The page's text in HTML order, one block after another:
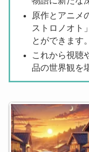
原作とアニメ
ストロノオト
とができます。
これから視聴
品の世界観を